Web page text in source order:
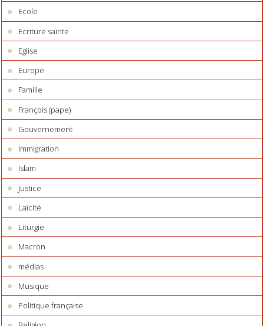
Ecole
Ecriture sainte
Eglise
Europe
Famille
François (pape)
Gouvernement
Immigration
Islam
Justice
Laïcité
Liturgie
Macron
médias
Musique
Politique française